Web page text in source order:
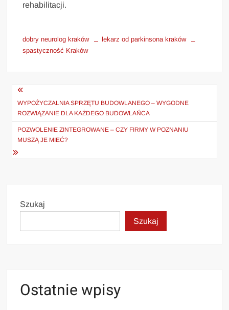
rehabilitacji.
dobry neurolog kraków
lekarz od parkinsona kraków
spastyczność Kraków
Nawigacja
wpisu
WYPOŻYCZALNIA SPRZĘTU BUDOWLANEGO – WYGODNE
ROZWIĄZANIE DLA KAŻDEGO BUDOWLAŃCA
POZWOLENIE ZINTEGROWANE – CZY FIRMY W POZNANIU
MUSZĄ JE MIEĆ?
Szukaj
Szukaj
Ostatnie wpisy